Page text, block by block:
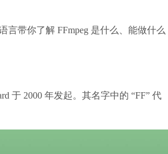
言带你了解 FFmpeg 是什么、能做什
于 2000 年发起。其名字中的 “FF” 代